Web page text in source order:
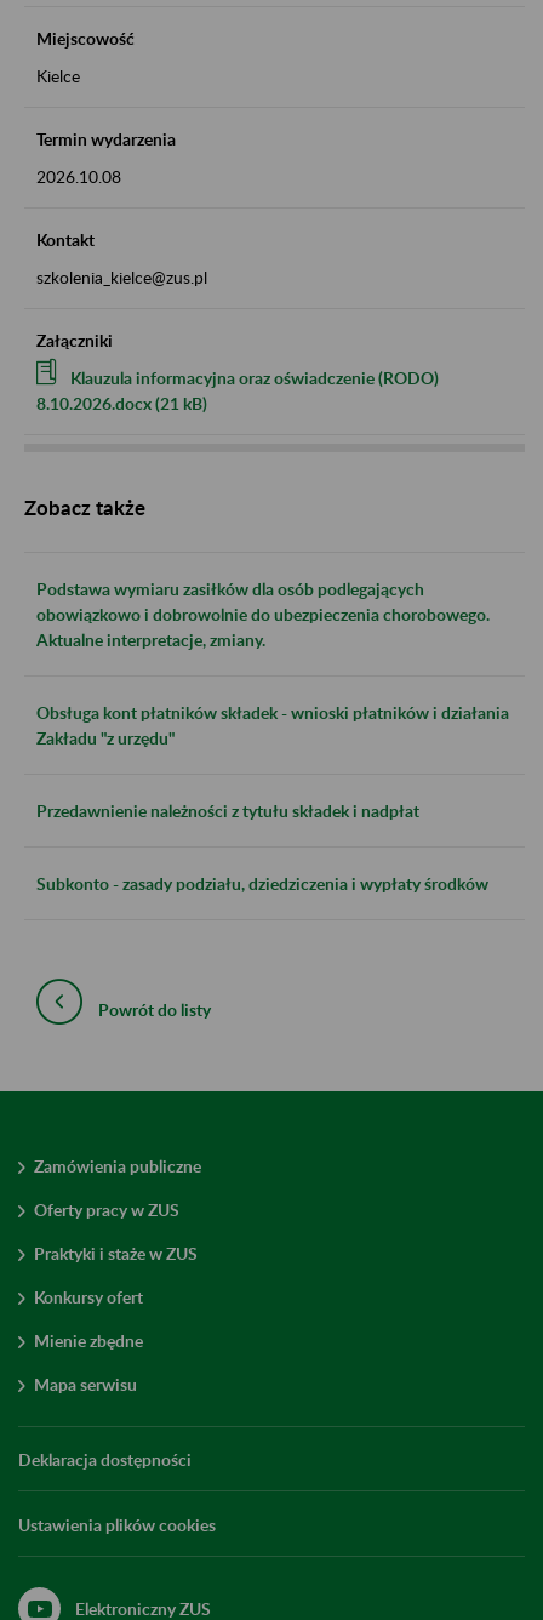
Miejscowość
Kielce
Termin wydarzenia
2026.10.08
Kontakt
szkolenia_kielce@zus.pl
Załączniki
Klauzula informacyjna oraz oświadczenie (RODO)
8.10.2026.docx (21 kB)
Zobacz także
Podstawa wymiaru zasiłków dla osób podlegających
obowiązkowo i dobrowolnie do ubezpieczenia chorobowego.
Aktualne interpretacje, zmiany.
Obsługa kont płatników składek - wnioski płatników i działania
Zakładu "z urzędu"
Przedawnienie należności z tytułu składek i nadpłat
Subkonto - zasady podziału, dziedziczenia i wypłaty środków
Powrót do listy
Zamówienia publiczne
Oferty pracy w ZUS
Praktyki i staże w ZUS
Konkursy ofert
Mienie zbędne
Mapa serwisu
Deklaracja dostępności
Ustawienia plików cookies
Elektroniczny ZUS